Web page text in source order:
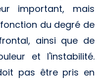
important, mais
du degré de
ainsi que de
et l'instabilité.
pas être pris en